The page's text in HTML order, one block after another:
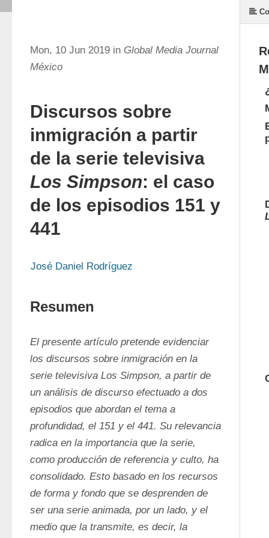
Mon, 10 Jun 2019 in Global Media Journal
México
Discursos sobre
inmigración a partir
de la serie televisiva
Los Simpson: el caso
de los episodios 151 y
441
José Daniel Rodríguez
Resumen
El presente artículo pretende evidenciar
los discursos sobre inmigración en la
serie televisiva Los Simpson, a partir de
un análisis de discurso efectuado a dos
episodios que abordan el tema a
profundidad, el 151 y el 441. Su relevancia
radica en la importancia que la serie,
como producción de referencia y culto, ha
consolidado. Esto basado en los recursos
de forma y fondo que se desprenden de
ser una serie animada, por un lado, y el
medio que la transmite, es decir, la